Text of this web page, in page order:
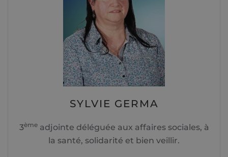
SYLVIE GERMA
3èmeadjointe déléguée aux affaires sociales, à
la santé, solidarité et bien veillir.